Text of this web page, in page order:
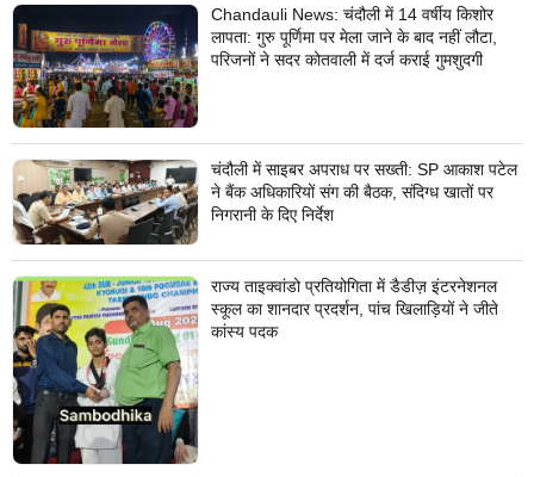
Chandauli News: चंदौली में 14 वर्षीय किशोर
लापता: गुरु पूर्णिमा पर मेला जाने के बाद नहीं लौटा,
परिजनों ने सदर कोतवाली में दर्ज कराई गुमशुदगी
चंदौली में साइबर अपराध पर सख्ती: SP आकाश पटेल
ने बैंक अधिकारियों संग की बैठक, संदिग्ध खातों पर
निगरानी के दिए निर्देश
राज्य ताइक्वांडो प्रतियोगिता में डैडीज़ इंटरनेशनल
स्कूल का शानदार प्रदर्शन, पांच खिलाड़ियों ने जीते
कांस्य पदक